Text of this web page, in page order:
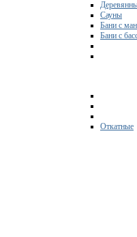
Сауны
Бани с
Бани с
Откатные